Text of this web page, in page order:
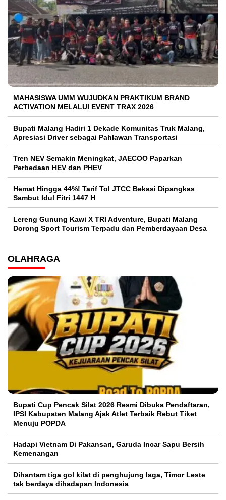
MAHASISWA UMM WUJUDKAN PRAKTIKUM BRAND
ACTIVATION MELALUI EVENT TRAX 2026
Bupati Malang Hadiri 1 Dekade Komunitas Truk Malang,
Apresiasi Driver sebagai Pahlawan Transportasi
Tren NEV Semakin Meningkat, JAECOO Paparkan
Perbedaan HEV dan PHEV
Hemat Hingga 44%! Tarif Tol JTCC Bekasi Dipangkas
Sambut Idul Fitri 1447 H
Lereng Gunung Kawi X TRI Adventure, Bupati Malang
Dorong Sport Tourism Terpadu dan Pemberdayaan Desa
OLAHRAGA
Bupati Cup Pencak Silat 2026 Resmi Dibuka Pendaftaran,
IPSI Kabupaten Malang Ajak Atlet Terbaik Rebut Tiket
Menuju POPDA
Hadapi Vietnam Di Pakansari, Garuda Incar Sapu Bersih
Kemenangan
Dihantam tiga gol kilat di penghujung laga, Timor Leste
tak berdaya dihadapan Indonesia